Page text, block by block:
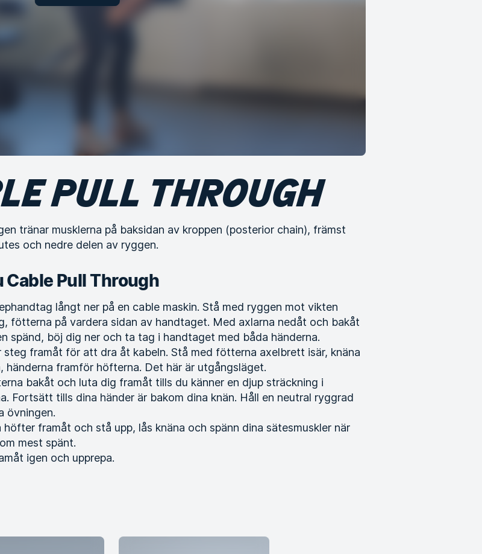
PULL THROUGH
tränar musklerna på baksidan av kroppen (posterior chain), främst
och nedre delen av ryggen.
Cable Pull Through
långt ner på en cable maskin. Stå med ryggen mot vikten
fötterna på vardera sidan av handtaget. Med axlarna nedåt och bakåt
spänd, böj dig ner och ta tag i handtaget med båda händerna.
steg framåt för att dra åt kabeln. Stå med fötterna axelbrett isär, knäna
händerna framför höfterna. Det här är utgångsläget.
bakåt och luta dig framåt tills du känner en djup sträckning i
Fortsätt tills dina händer är bakom dina knän. Håll en neutral ryggrad
övningen.
höfter framåt och stå upp, lås knäna och spänn dina sätesmuskler när
mest spänt.
igen och upprepa.